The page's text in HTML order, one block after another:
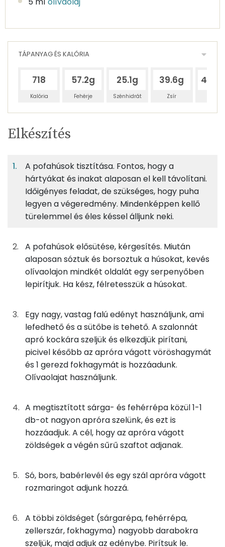
TÁPANYAG ÉS KALÓRIA
718
Kalória
57.2g
Fehérje
25.1g
Szénhidrát
39.6g
Zsír
Egy
adagban
11%
Fehérje
5%
Szénhidrát
8%
Zsír
250gsertéshús
415 kcal
30gvöröshagyma
11 kcal
113g sárgarépa
41 kcal
20ghalványító zeller
2 kcal
2gfokhagyma
2 kcal
25g
ecetes gyöngyhagyma
0g babérlevél
0 kcal
1g rozmaring
2 kcal
0gfekete bors
marha alaplé
33gvörösbor 28 kcal
TÁPANYAGTARTALOM
Egy
adagban
6
adagban
100
grammban
11%
Fehérje
5%
Szénhidrát
8%
Zsír
77%
Foszfor
Nátrium
Magnézium
Szelén
TOP vitaminok
C vitamin:
Niacin - B3 vitamin:
β-karotin
α-karotin
Összesen 57.2 g
Elkészítés
A pofahúsok tisztítása. Fontos, hogy a
hártyákat és inakat alaposan el kell távolítani.
Időigényes feladat, de szükséges, hogy puha
legyen a végeredmény. Mindenképpen kellő
türelemmel és éles késsel álljunk neki.
A pofahúsok elősütése, kérgesítés. Miután
alaposan sóztuk és borsoztuk a húsokat, kevés
olívaolajon mindkét oldalát egy serpenyőben
lepirítjuk. Ha kész, félretesszük a húsokat.
Egy nagy, vastag falú edényt használjunk, ami
lefedhető és a sütőbe is tehető. A szalonnát
apró kockára szeljük és elkezdjük pirítani,
picivel később az apróra vágott vöröshagymát
és 1 gerezd fokhagymát is hozzáadunk.
Olívaolajat használjunk.
A megtisztított sárga- és fehérrépa közül 1-1
db-ot nagyon apróra szelünk, és ezt is
hozzáadjuk. A cél, hogy az apróra vágott
zöldségek a végén sűrű szaftot adjanak.
Só, bors, babérlevél és egy szál apróra vágott
rozmaringot adjunk hozzá.
A többi zöldséget (sárgarépa, fehérrépa,
zellerszár, fokhagyma) nagyobb darabokra
szeljük, majd adjuk az edénybe. Pirítsuk le.